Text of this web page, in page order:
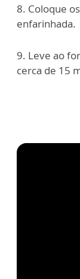
8. Coloque
enfarinhada.
9. Leve ao
cerca de 15